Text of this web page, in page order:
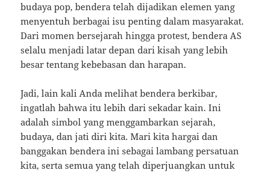
budaya pop, bendera telah dijadikan elemen yang
menyentuh berbagai isu penting dalam masyarakat.
Dari momen bersejarah hingga protest, bendera AS
selalu menjadi latar depan dari kisah yang lebih
besar tentang kebebasan dan harapan.
Jadi, lain kali Anda melihat bendera berkibar,
ingatlah bahwa itu lebih dari sekadar kain. Ini
adalah simbol yang menggambarkan sejarah,
budaya, dan jati diri kita. Mari kita hargai dan
banggakan bendera ini sebagai lambang persatuan
kita, serta semua yang telah diperjuangkan untuk